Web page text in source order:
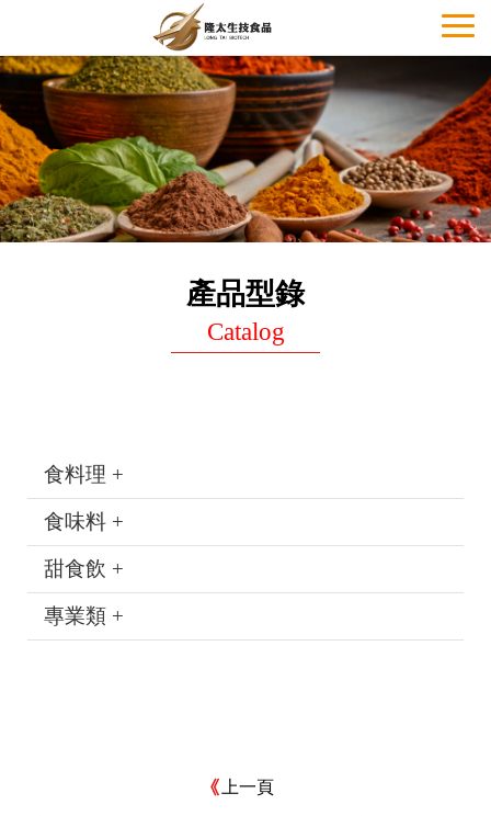
產品型錄
Catalog
食料理 +
食味料 +
甜食飲 +
專業類 +
上一頁